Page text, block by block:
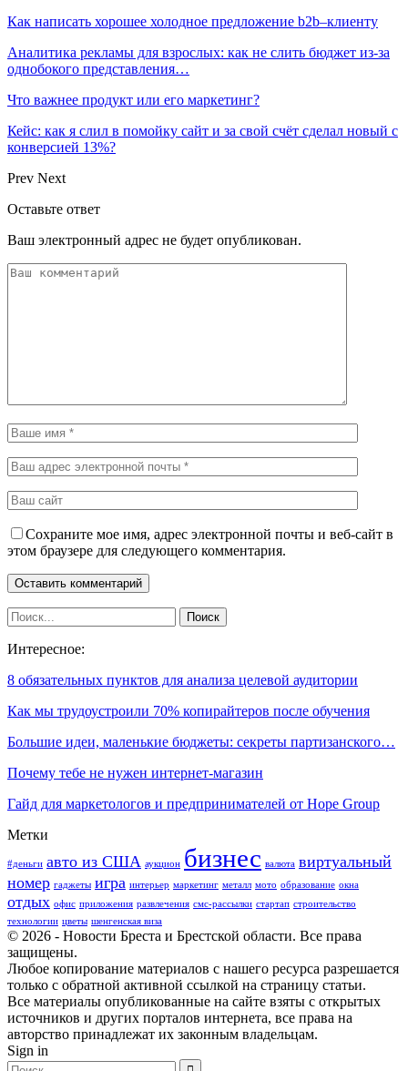
Как написать хорошее холодное предложение b2b–клиенту
Аналитика рекламы для взрослых: как не слить бюджет из-за
однобокого представления…
Что важнее продукт или его маркетинг?
Кейс: как я слил в помойку сайт и за свой счёт сделал новый с
конверсией 13%?
Prev Next
Оставьте ответ
Ваш электронный адрес не будет опубликован.
Сохраните мое имя, адрес электронной почты и веб-сайт в
этом браузере для следующего комментария.
Интересное:
8 обязательных пунктов для анализа целевой аудитории
Как мы трудоустроили 70% копирайтеров после обучения
Большие идеи, маленькие бюджеты: секреты партизанского…
Почему тебе не нужен интернет-магазин
Гайд для маркетологов и предпринимателей от Hope Group
Метки
#деньги авто из США аукцион бизнес валюта виртуальный
номер гаджеты игра интерьер маркетинг металл мото образование окна
отдых офис приложения развлечения смс-рассылки стартап строительство
технологии цветы шенгенская виза
© 2026 - Новости Бреста и Брестской области. Все права
защищены.
Любое копирование материалов с нашего ресурса разрешается
только с обратной активной ссылкой на страницу статьи.
Все материалы опубликованные на сайте взяты с открытых
источников и других порталов интернета, все права на
авторство принадлежат их законным владельцам.
Sign in